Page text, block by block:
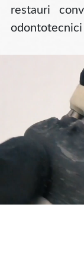
restauri